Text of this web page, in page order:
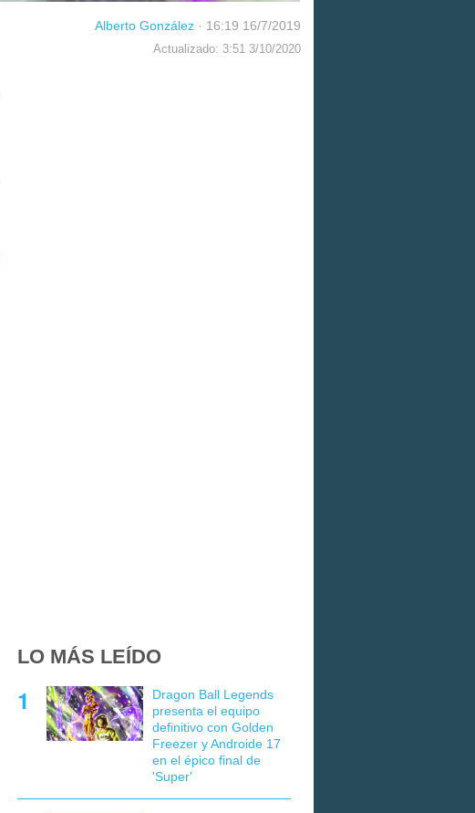
Alberto González · 16:19 16/7/2019
Actualizado: 3:51 3/10/2020
LO MÁS LEÍDO
Dragon Ball Legends
presenta el equipo
definitivo con Golden
Freezer y Androide 17
en el épico final de
'Super'